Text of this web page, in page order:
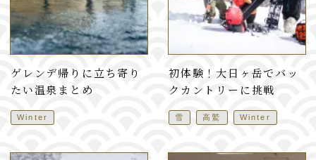
ゲレンデ帰りに立ち寄り
たい温泉まとめ
Winter
初体験！大日ヶ岳でバッ
クカントリーに挑戦
雪 高鷲 Winter